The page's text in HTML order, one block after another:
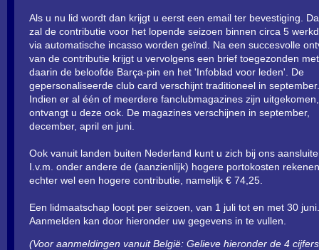
Als u nu lid wordt dan krijgt u eerst een email ter bevestiging.
zal de contributie voor het lopende seizoen binnen circa 5
via automatische incasso worden geïnd. Na een succesvolle
van de contributie krijgt u vervolgens een brief toegezonden met
daarin de beloofde Barça-pin en het 'Infoblad voor leden'. De
gepersonaliseerde club card verschijnt traditioneel in september.
Indien er al één of meerdere fanclubmagazines zijn uitgekomen,
ontvangt u deze ook. De magazines verschijnen in september,
december, april en juni.
Ook vanuit landen buiten Nederland kunt u zich bij ons
I.v.m. onder andere de (aanzienlijk) hogere portokosten
echter wel een hogere contributie, namelijk € 74,25.
Een lidmaatschap loopt per seizoen, van 1 juli tot en met 30 juni.
Aanmelden kan door hieronder uw gegevens in te vullen.
(Voor aanmeldingen vanuit België: Gelieve hieronder de 4